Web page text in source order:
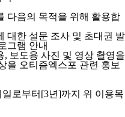
다음의 목적을 위해 활용합
대한 설문 조사 및 초대권 발
그램 안내
보도용 사진 및 영상 촬영을
을 오티즘엑스포 관련 홍보
로부터[3년]까지 위 이용목